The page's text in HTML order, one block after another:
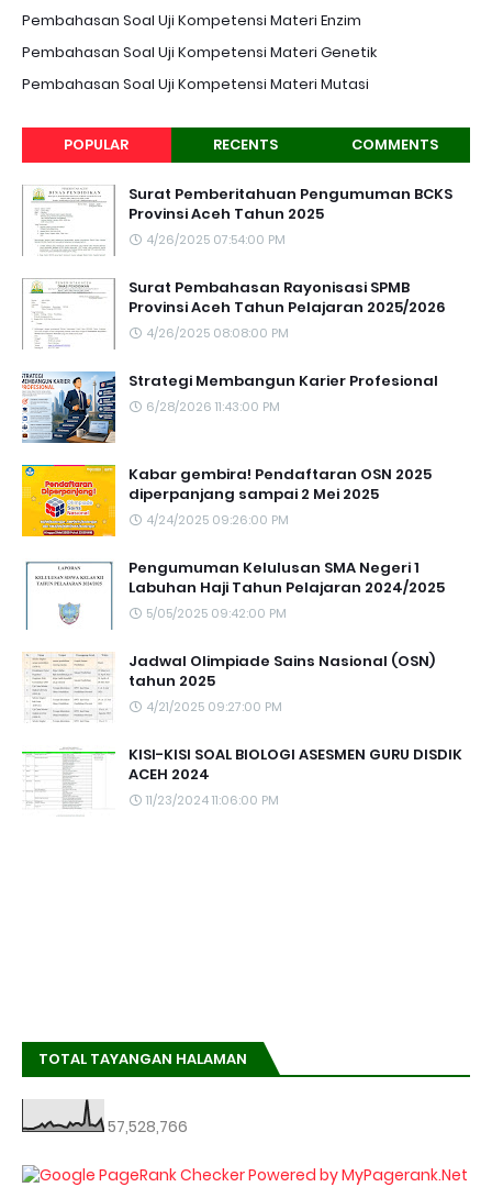
Pembahasan Soal Uji Kompetensi Materi Enzim
Pembahasan Soal Uji Kompetensi Materi Genetik
Pembahasan Soal Uji Kompetensi Materi Mutasi
POPULAR RECENTS COMMENTS
Surat Pemberitahuan Pengumuman BCKS
Provinsi Aceh Tahun 2025
4/26/2025 07:54:00 PM
Surat Pembahasan Rayonisasi SPMB
Provinsi Aceh Tahun Pelajaran 2025/2026
4/26/2025 08:08:00 PM
Strategi Membangun Karier Profesional
6/28/2026 11:43:00 PM
Kabar gembira! Pendaftaran OSN 2025
diperpanjang sampai 2 Mei 2025
4/24/2025 09:26:00 PM
Pengumuman Kelulusan SMA Negeri 1
Labuhan Haji Tahun Pelajaran 2024/2025
5/05/2025 09:42:00 PM
Jadwal Olimpiade Sains Nasional (OSN)
tahun 2025
4/21/2025 09:27:00 PM
KISI-KISI SOAL BIOLOGI ASESMEN GURU DISDIK
ACEH 2024
11/23/2024 11:06:00 PM
TOTAL TAYANGAN HALAMAN
57,528,766